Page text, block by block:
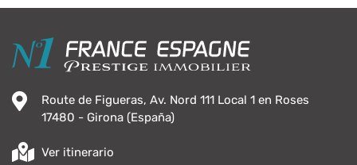
Route de Figueras, Av. Nord 111 Local 1 en Roses
17480 - Girona (España)
Ver itinerario